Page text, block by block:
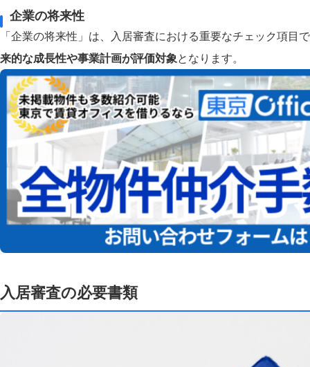
企業の将来性
「企業の将来性」は、入居審査における重要なチェック項目
来的な成長性や事業計画が評価対象となります。
入居審査の必要書類